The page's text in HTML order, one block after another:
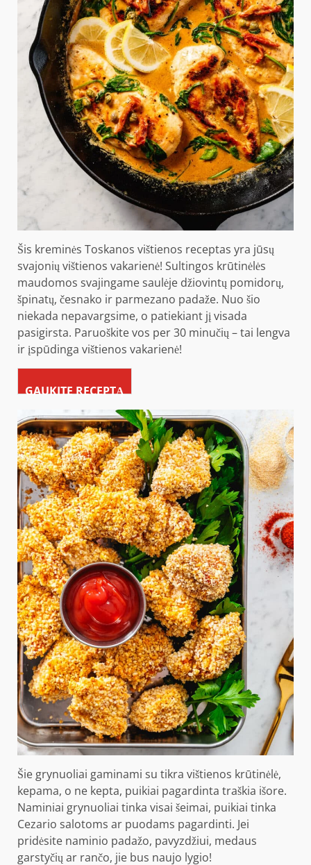
Šis kreminės Toskanos vištienos receptas yra jūsų
svajonių vištienos vakarienė! Sultingos krūtinėlės
maudomos svajingame saulėje džiovintų pomidorų,
špinatų, česnako ir parmezano padaže. Nuo šio
niekada nepavargsime, o patiekiant jį visada
pasigirsta. Paruoškite vos per 30 minučių – tai lengva
ir įspūdinga vištienos vakarienė!
GAUKITE RECEPTĄ
Šie grynuoliai gaminami su tikra vištienos krūtinėlė,
kepama, o ne kepta, puikiai pagardinta traškia išore.
Naminiai grynuoliai tinka visai šeimai, puikiai tinka
Cezario salotoms ar puodams pagardinti. Jei
pridėsite naminio padažo, pavyzdžiui, medaus
garstyčių ar rančo, jie bus naujo lygio!